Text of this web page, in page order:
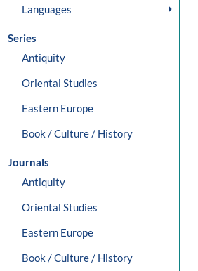
Languages
Series
Antiquity
Oriental Studies
Eastern Europe
Book / Culture / History
Journals
Antiquity
Oriental Studies
Eastern Europe
Book / Culture / History